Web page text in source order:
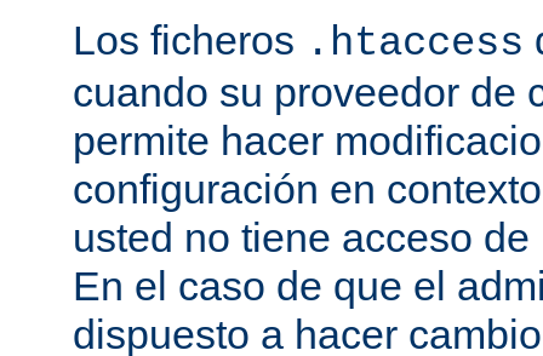
Los ficheros .htaccess
cuando su proveedor de
permite hacer
configuración en
usted no tiene acceso
En el caso de que el
dispuesto a hacer